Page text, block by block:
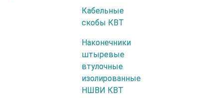
Кабельные
скобы КВТ
Наконечники
штыревые
втулочные
изолированные
НШВИ КВТ